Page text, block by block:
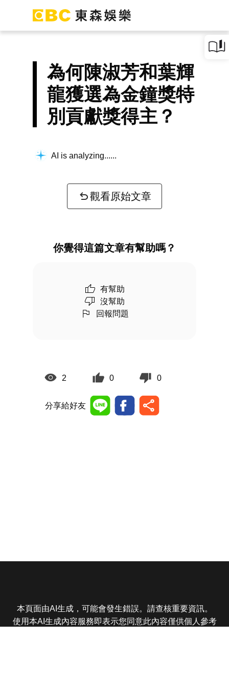
為何陳淑芳和葉輝
龍獲選為金鐘獎特
別貢獻獎得主？
AI is analyzing...
觀看原始文章
你覺得這篇文章有幫助嗎？
有幫助
沒幫助
回報問題
2 0 0
分享給好友
本頁面由AI生成，可能會發生錯誤。請查核重要資訊。
使用本AI生成內容服務即表示您同意此內容僅供個人參考